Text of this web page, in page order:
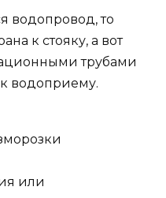
водопровод, то
к стояку, а вот
трубами
к водоприему.
или